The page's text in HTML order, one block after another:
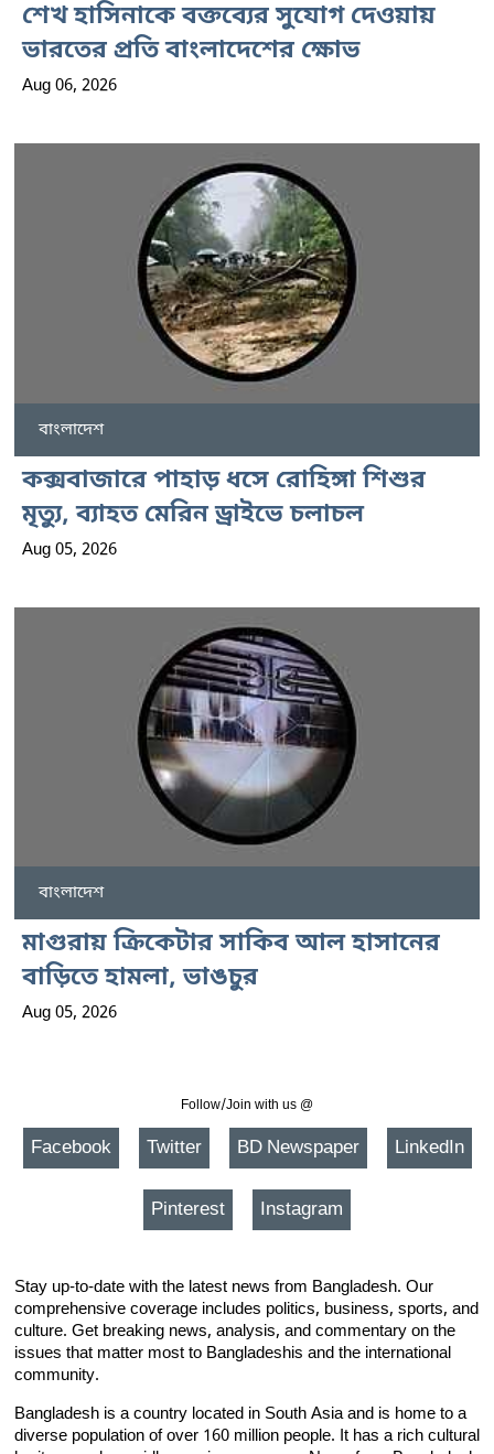
শেখ হাসিনাকে বক্তব্যের সুযোগ দেওয়ায়
ভারতের প্রতি বাংলাদেশের ক্ষোভ
Aug 06, 2026
বাংলাদেশ
কক্সবাজারে পাহাড় ধসে রোহিঙ্গা শিশুর
মৃত্যু, ব্যাহত মেরিন ড্রাইভে চলাচল
Aug 05, 2026
বাংলাদেশ
মাগুরায় ক্রিকেটার সাকিব আল হাসানের
বাড়িতে হামলা, ভাঙচুর
Aug 05, 2026
Follow/Join with us @
Facebook Twitter BD Newspaper LinkedIn
Pinterest Instagram
Stay up-to-date with the latest news from Bangladesh. Our
comprehensive coverage includes politics, business, sports, and
culture. Get breaking news, analysis, and commentary on the
issues that matter most to Bangladeshis and the international
community.
Bangladesh is a country located in South Asia and is home to a
diverse population of over 160 million people. It has a rich cultural